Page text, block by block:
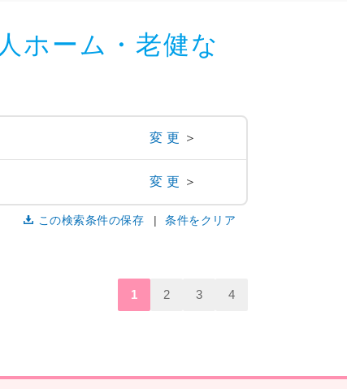
ホーム・老健な
変更 ＞
変更 ＞
この検索条件の保存 条件をクリア
1 2 3 4